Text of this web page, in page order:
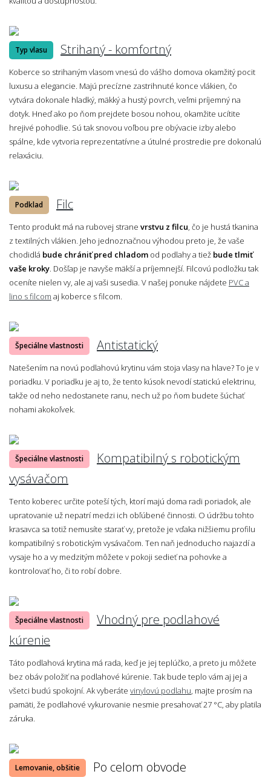
Typ vlasu Strihaný - komfortný
Koberce so strihaným vlasom vnesú do vášho domova okamžitý pocit
luxusu a elegancie. Majú precízne zastrihnuté konce vlákien, čo
vytvára dokonale hladký, mäkký a hustý povrch, veľmi príjemný na
dotyk. Hneď ako po ňom prejdete bosou nohou, okamžite ucítite
hrejivé pohodlie. Sú tak snovou voľbou pre obývacie izby alebo
spálne, kde vytvoria reprezentatívne a útulné prostredie pre dokonalú
relaxáciu.
Podklad Filc
Tento produkt má na rubovej strane vrstvu z filcu, čo je hustá tkanina
z textilných vlákien. Jeho jednoznačnou výhodou preto je, že vaše
chodidlá bude chrániť pred chladom od podlahy a tiež bude tlmiť
vaše kroky. Došľap je navyše mäkší a príjemnejší. Filcovú podložku tak
oceníte nielen vy, ale aj vaši susedia. V našej ponuke nájdete PVC a
lino s filcom aj koberce s filcom.
Špeciálne vlastnosti Antistatický
Natešením na novú podlahovú krytinu vám stoja vlasy na hlave? To je v
poriadku. V poriadku je aj to, že tento kúsok nevodí statickú elektrinu,
takže od neho nedostanete ranu, nech už po ňom budete šúchať
nohami akokoľvek.
Špeciálne vlastnosti
Kompatibilný s robotickým
vysávačom
Tento koberec určite poteší tých, ktorí majú doma radi poriadok, ale
upratovanie už nepatrí medzi ich obľúbené činnosti. O údržbu tohto
krasavca sa totiž nemusíte starať vy, pretože je vďaka nižšiemu profilu
kompatibilný s robotickým vysávačom. Ten naň jednoducho najazdí a
vysaje ho a vy medzitým môžete v pokoji sedieť na pohovke a
kontrolovať ho, či to robí dobre.
Špeciálne vlastnosti
Vhodný pre podlahové
kúrenie
Táto podlahová krytina má rada, keď je jej teplúčko, a preto ju môžete
bez obáv položiť na podlahové kúrenie. Tak bude teplo vám aj jej a
všetci budú spokojní. Ak vyberáte vinylovú podlahu, majte prosím na
pamäti, že podlahové vykurovanie nesmie presahovať 27 °C, aby platila
záruka.
Lemovanie, obšitie Po celom obvode